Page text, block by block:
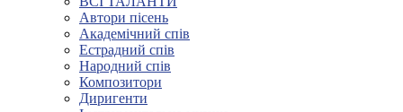
Автори пісень
Академічний спів
Естрадний спів
Народний спів
Композитори
Диригенти